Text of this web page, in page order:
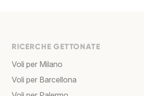
RICERCHE GETTONATE
Voli per Milano
Voli per Barcellona